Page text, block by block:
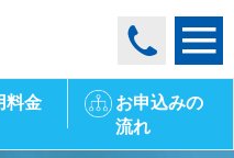
料金
お申込みの
流れ